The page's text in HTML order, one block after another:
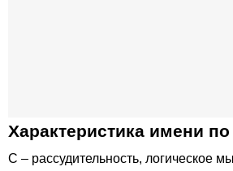
Характеристика имени
С – рассудительность, логическое